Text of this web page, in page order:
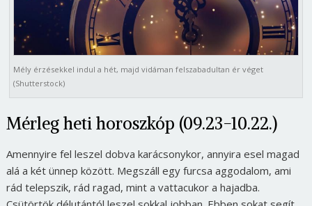
Mély érzésekkel indul a hét, majd vidáman felszabadultan ér véget
(Shutterstock)
Mérleg heti horoszkóp (09.23-10.22.)
Amennyire fel leszel dobva karácsonykor, annyira esel magad
alá a két ünnep között. Megszáll egy furcsa aggodalom, ami
rád telepszik, rád ragad, mint a vattacukor a hajadba.